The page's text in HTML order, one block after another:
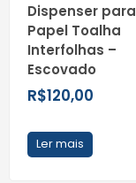
Dispenser para
Papel Toalha
Interfolhas –
Escovado
R$120,00
Ler mais